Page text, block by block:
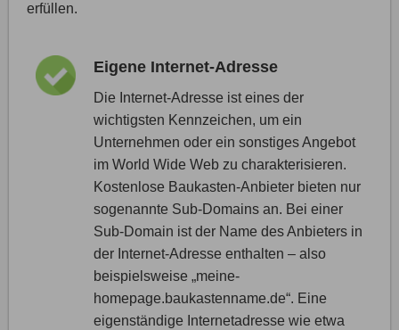
erfüllen.
Eigene Internet-Adresse
Die Internet-Adresse ist eines der
wichtigsten Kennzeichen, um ein
Unternehmen oder ein sonstiges Angebot
im World Wide Web zu charakterisieren.
Kostenlose Baukasten-Anbieter bieten nur
sogenannte Sub-Domains an. Bei einer
Sub-Domain ist der Name des Anbieters in
der Internet-Adresse enthalten – also
beispielsweise „meine-
homepage.baukastenname.de“. Eine
eigenständige Internetadresse wie etwa